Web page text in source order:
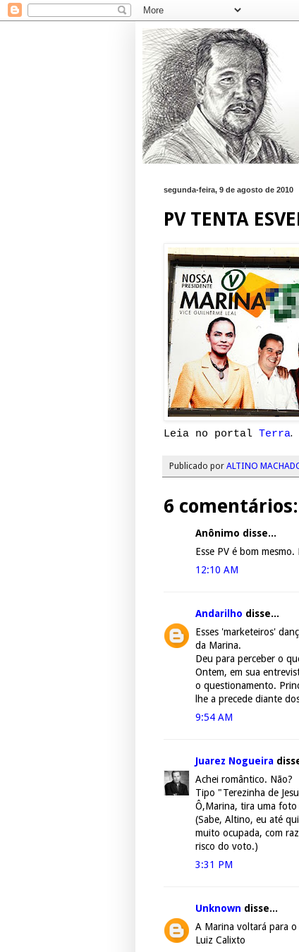
segunda-feira, 9 de agosto de 2010
PV TENTA
Leia no portal Terra.
Publicado por ALTINO
6 comentários:
Anônimo disse...
Esse PV é bom
12:10 AM
Andarilho disse...
Esses 'marketeiros'
da Marina.
Deu para perceber o
Ontem, em sua
o questionamento.
lhe a precede diante
9:54 AM
Juarez Nogueira
Achei romântico. Não?
Tipo "Terezinha de
Ô,Marina, tira uma
(Sabe, Altino, eu até
muito ocupada, com
risco do voto.)
3:31 PM
Unknown disse...
A Marina voltará para
Luiz Calixto